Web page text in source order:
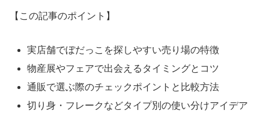
【この記事のポイント】
実店舗でぼだっこを探しやすい売り場の特徴
物産展やフェアで出会えるタイミングとコツ
通販で選ぶ際のチェックポイントと比較方法
切り身・フレークなどタイプ別の使い分けアイデア